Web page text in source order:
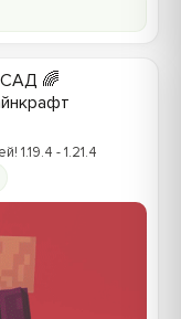
САД 🌈
1.19.4 - 1.21.4